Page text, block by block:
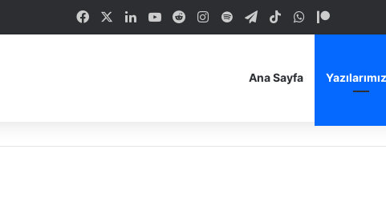
FacebookLinkedInYouTubeRedditInstagram
SpotifyTelegramTikTokWhatsApp
Ana Sayfa Yazılarımız